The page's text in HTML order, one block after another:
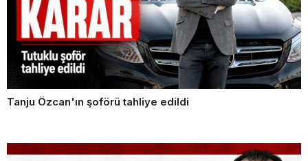
Tanju Özcan'ın şoförü tahliye edildi